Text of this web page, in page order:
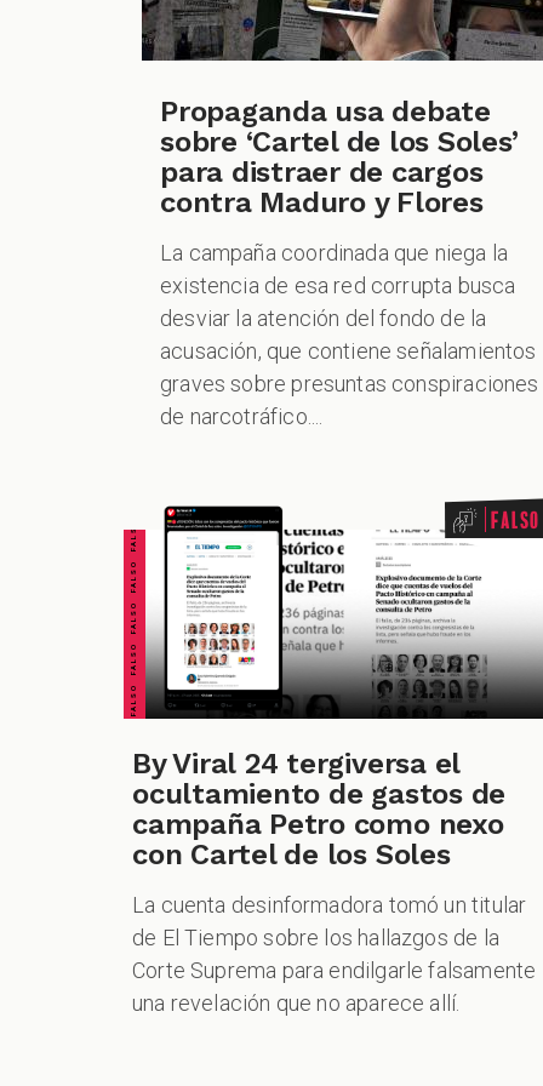
Propaganda usa debate
sobre ‘Cartel de los Soles’
para distraer de cargos
contra Maduro y Flores
La campaña coordinada que niega la
existencia de esa red corrupta busca
desviar la atención del fondo de la
acusación, que contiene señalamientos
graves sobre presuntas conspiraciones
de narcotráfico....
FALSO FALSO FALSO FALSO FALSO FALSO FALSO Falso
By Viral 24 tergiversa el
ocultamiento de gastos de
campaña Petro como nexo
con Cartel de los Soles
La cuenta desinformadora tomó un titular
de El Tiempo sobre los hallazgos de la
Corte Suprema para endilgarle falsamente
una revelación que no aparece allí.